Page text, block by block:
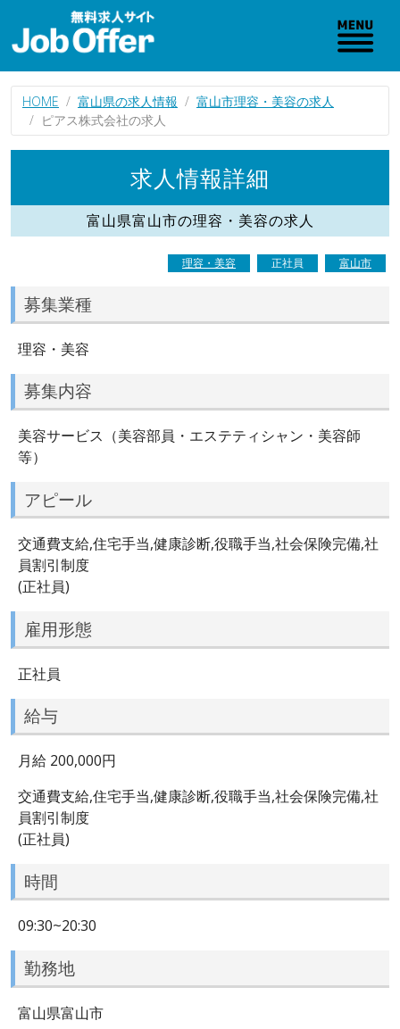
HOME 富山県の求人情報
富山市理容・美容の求人
ピアス株式会社の求人
求人情報詳細
富山県富山市の理容・美容の求人
理容・美容 正社員 富山市
募集業種
理容・美容
募集内容
美容サービス（美容部員・エステティシャン・美容師
等）
アピール
交通費支給,住宅手当,健康診断,役職手当,社会保険完備,社
員割引制度
(正社員)
雇用形態
正社員
給与
月給 200,000円
交通費支給,住宅手当,健康診断,役職手当,社会保険完備,社
員割引制度
(正社員)
時間
09:30~20:30
勤務地
富山県富山市